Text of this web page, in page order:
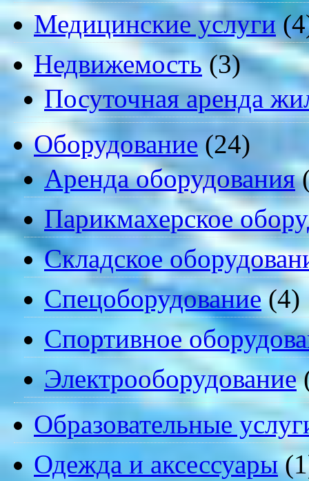
Медицинские услуги
Недвижемость(3)
Посуточная аренда
Оборудование (24)
Аренда оборудования
Парикмахерское
Складское
Спецоборудование(4)
Спортивное
Электрооборудование
Образовательные
Одежда и аксессуары